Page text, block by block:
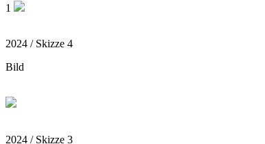
1
2024 / Skizze 4
Bild
2024 / Skizze 3